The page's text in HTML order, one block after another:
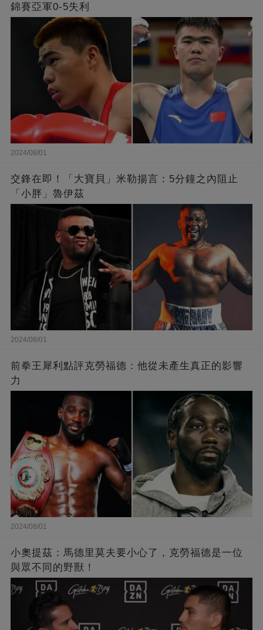
錦賽亞軍0-5失利
2024/08/01
交鋒在即！「大寶貝」米勒揚言：5分鐘之內阻止
「小胖」魯伊茲
2024/08/01
前拳王犀利點評克勞福德：他從未產生真正的影響
力
2024/08/01
小奧提茲：馬德里莫夫要小心了，克勞福德是一位
與眾不同的野獸！